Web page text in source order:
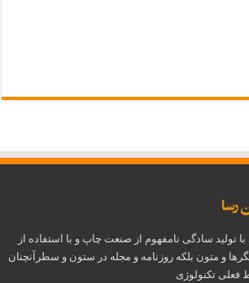
تولید سادگی نامفهوم از صنعت چاپ و با استفاده از
و متون بلکه روزنامه و مجله در ستون و سطرآنچنان
فعلی تکنولوژی